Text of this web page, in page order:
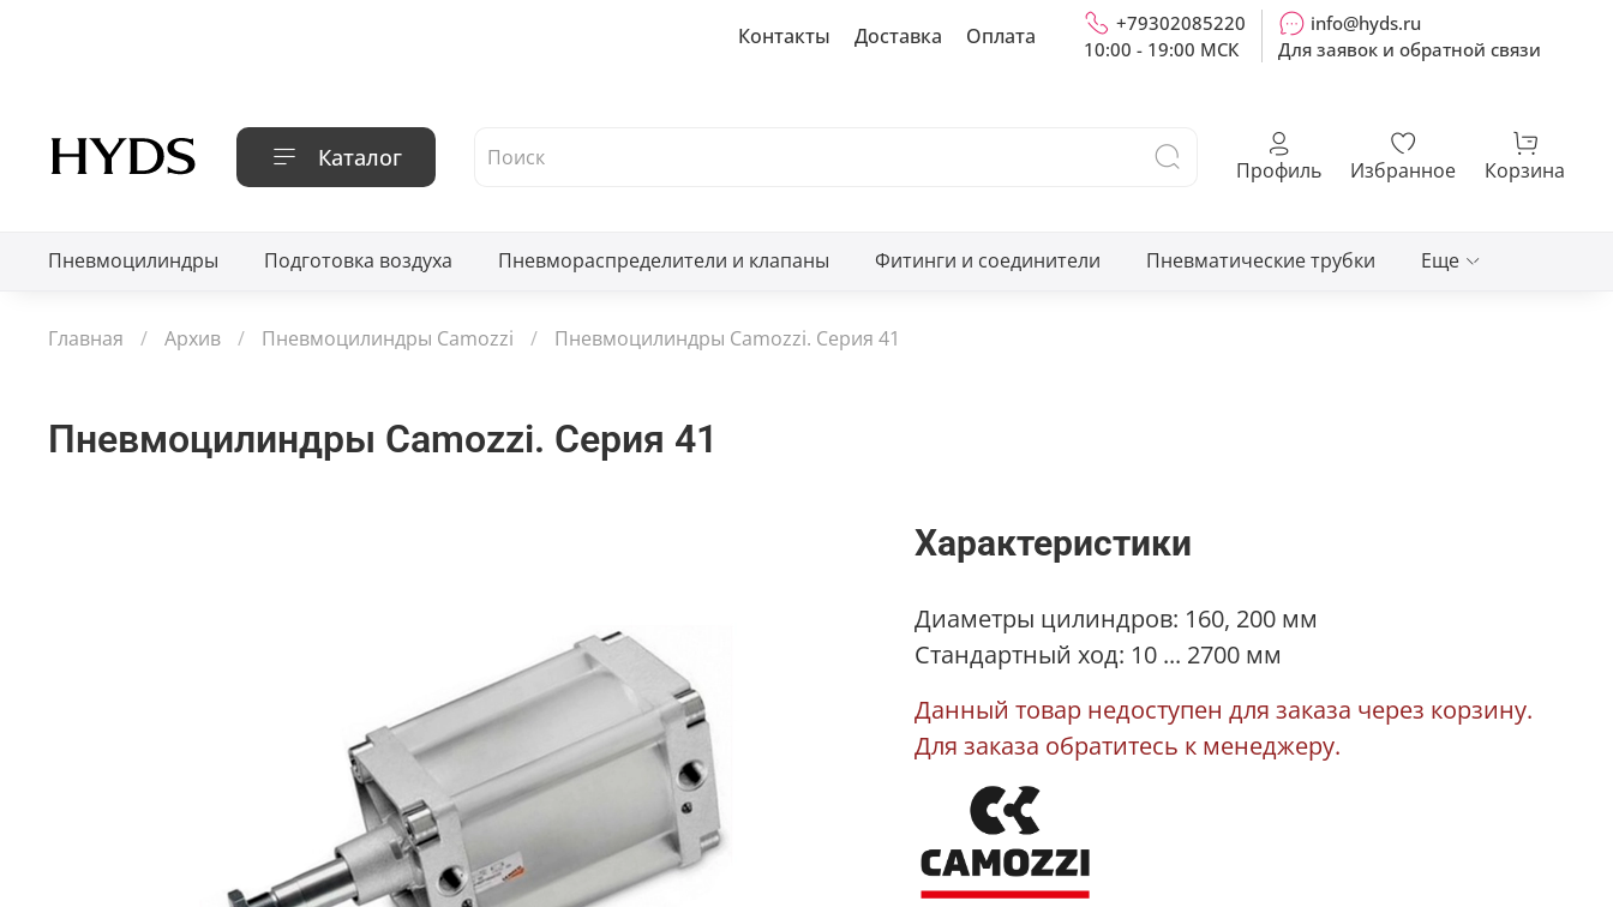
Контакты Доставка Оплата
+79302085220
10:00 - 19:00 МСК
info@hyds.ru
Для заявок и обратной связи
Каталог Профиль Избранное Корзина
Пневмоцилиндры Подготовка воздуха Пневмораспределители и клапаны Фитинги и соединители Пневматические трубки Еще
Главная Архив Пневмоцилиндры Camozzi Пневмоцилиндры Camozzi. Серия 41
Пневмоцилиндры Camozzi. Серия 41
Характеристики
Диаметры цилиндров: 160, 200 мм
Стандартный ход: 10 ... 2700 мм
Данный товар недоступен для заказа через корзину.
Для заказа обратитесь к менеджеру.